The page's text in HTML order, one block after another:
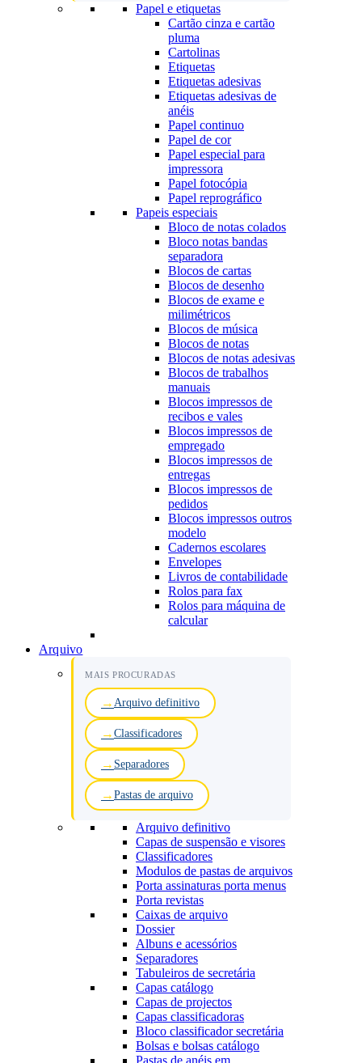
Papel e etiquetas
Cartão cinza e cartão
pluma
Cartolinas
Etiquetas
Etiquetas adesivas
Etiquetas adesivas de
anéis
Papel continuo
Papel de cor
Papel especial para
impressora
Papel fotocópia
Papel reprográfico
Papeis especiais
Bloco de notas colados
Bloco notas bandas
separadora
Blocos de cartas
Blocos de desenho
Blocos de exame e
milimétricos
Blocos de música
Blocos de notas
Blocos de notas adesivas
Blocos de trabalhos
manuais
Blocos impressos de
recibos e vales
Blocos impressos de
empregado
Blocos impressos de
entregas
Blocos impressos de
pedidos
Blocos impressos outros
modelo
Cadernos escolares
Envelopes
Livros de contabilidade
Rolos para fax
Rolos para máquina de
calcular
Arquivo
MAIS PROCURADAS
Arquivo definitivo
Classificadores
Separadores
Pastas de arquivo
Arquivo definitivo
Capas de suspensão e visores
Classificadores
Modulos de pastas de arquivos
Porta assinaturas porta menus
Porta revistas
Caixas de arquivo
Dossier
Albuns e acessórios
Separadores
Tabuleiros de secretária
Capas catálogo
Capas de projectos
Capas classificadoras
Bloco classificador secretária
Bolsas e bolsas catálogo
Pastas de anéis em